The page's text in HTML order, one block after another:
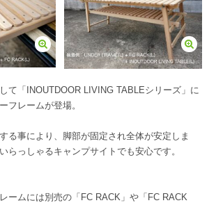
て「INOUTDOOR LIVING TABLEシリーズ」に
フレームが登場。
る事により、脚部が固定され全体が安定しま
らっしゃるキャンプサイトでも安心です。
ームには別売の「FC RACK」や「FC RACK